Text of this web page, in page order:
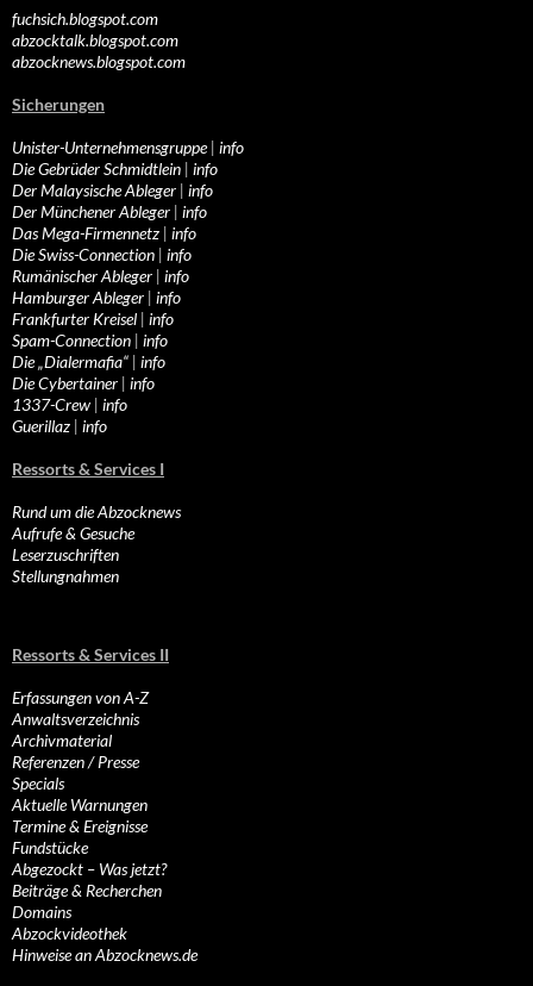
fuchsich.blogspot.com
abzocktalk.blogspot.com
abzocknews.blogspot.com
Sicherungen
Unister-Unternehmensgruppe| info
Die Gebrüder Schmidtlein | info
Der Malaysische Ableger | info
Der Münchener Ableger | info
Das Mega-Firmennetz | info
Die Swiss-Connection | info
Rumänischer Ableger | info
Hamburger Ableger | info
Frankfurter Kreisel | info
Spam-Connection | info
Die „Dialermafia“ | info
Die Cybertainer | info
1337-Crew | info
Guerillaz | info
Ressorts & Services I
Rund um die Abzocknews
Aufrufe & Gesuche
Leserzuschriften
Stellungnahmen
Ressorts & Services II
Erfassungen von A-Z
Anwaltsverzeichnis
Archivmaterial
Referenzen / Presse
Specials
Aktuelle Warnungen
Termine & Ereignisse
Fundstücke
Abgezockt – Was jetzt?
Beiträge & Recherchen
Domains
Abzockvideothek
Hinweise an Abzocknews.de